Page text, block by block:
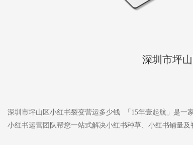
深圳市坪
深圳市坪山区小红书裂变营运多少钱 「15年壹起航」是一
小红书运营团队帮您一站式解决小红书种草、小红书铺量及